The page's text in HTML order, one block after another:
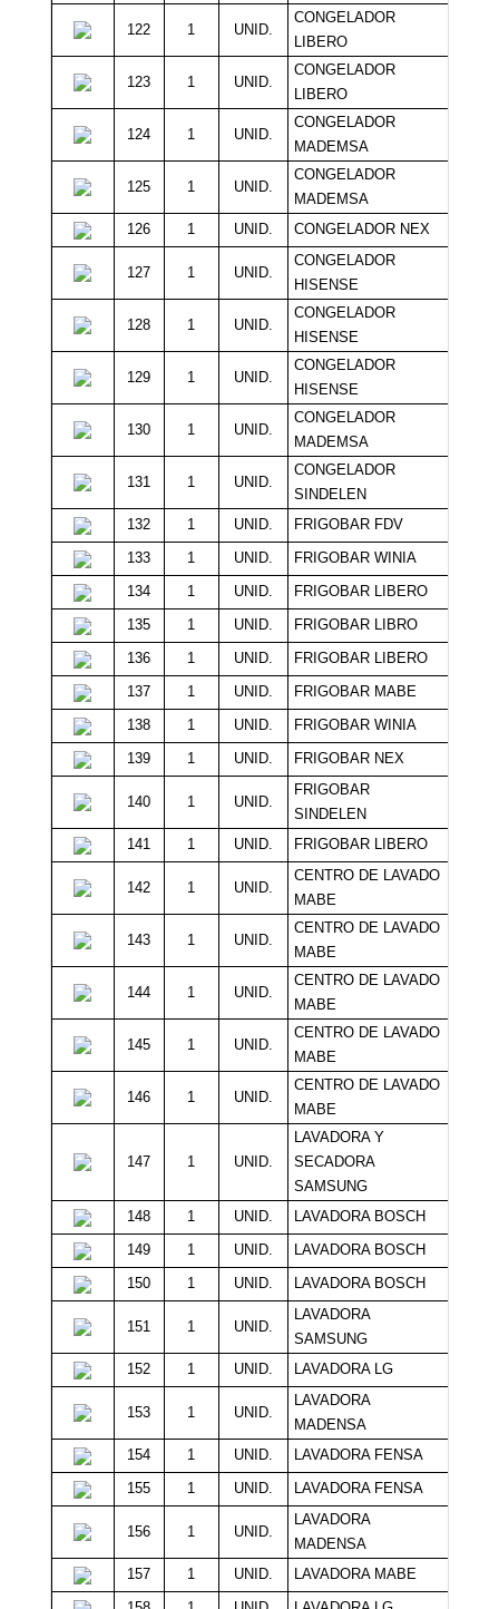
122 1 UNID.
CONGELADOR
LIBERO
123 1 UNID.
CONGELADOR
LIBERO
124 1 UNID.
CONGELADOR
MADEMSA
125 1 UNID.
CONGELADOR
MADEMSA
126 1 UNID. CONGELADOR NEX
127 1 UNID.
CONGELADOR
HISENSE
128 1 UNID.
CONGELADOR
HISENSE
129 1 UNID.
CONGELADOR
HISENSE
130 1 UNID.
CONGELADOR
MADEMSA
131 1 UNID.
CONGELADOR
SINDELEN
132 1 UNID. FRIGOBAR FDV
133
1 UNID. FRIGOBAR WINIA
134
1 UNID. FRIGOBAR LIBERO
135
1 UNID. FRIGOBAR LIBRO
136
1 UNID. FRIGOBAR LIBERO
137
1 UNID. FRIGOBAR MABE
138
1 UNID. FRIGOBAR WINIA
139
1 UNID. FRIGOBAR NEX
140 1 UNID.
FRIGOBAR
SINDELEN
141 1 UNID. FRIGOBAR LIBERO
142 1 UNID.
CENTRO DE LAVADO
MABE
143 1 UNID.
CENTRO DE LAVADO
MABE
144 1 UNID.
CENTRO DE LAVADO
MABE
145 1 UNID.
CENTRO DE LAVADO
MABE
146 1 UNID.
CENTRO DE LAVADO
MABE
147 1 UNID.
LAVADORA Y
SECADORA
SAMSUNG
148 1 UNID. LAVADORA BOSCH
149
1 UNID. LAVADORA BOSCH
150
1 UNID. LAVADORA BOSCH
151 1 UNID.
LAVADORA
SAMSUNG
152 1 UNID. LAVADORA LG
153 1 UNID.
LAVADORA
MADENSA
154 1 UNID. LAVADORA FENSA
155
1 UNID. LAVADORA FENSA
156 1 UNID.
LAVADORA
MADENSA
157 1 UNID. LAVADORA MABE